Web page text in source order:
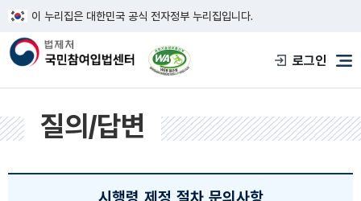
이 누리집은 대한민국 공식 전자정부 누리집입니다.
한국웹접근성인증평가원 웹접근성 사이
로그인
메
질의/답변